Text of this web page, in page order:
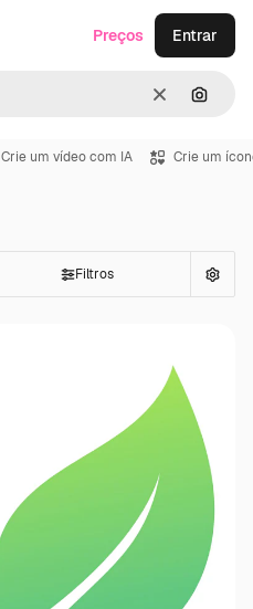
Limpar
Preços Entrar
Crie um vídeo com IA Crie um
Filtros